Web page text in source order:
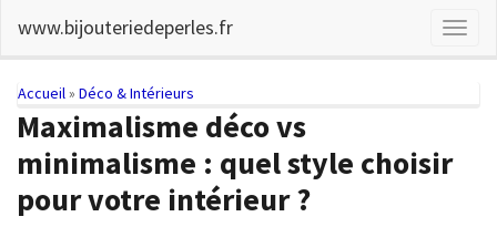
main
www.bijouteriedeperles.fr
You
are
here
Accueil» Déco & Intérieurs
Maximalisme déco vs
minimalisme : quel style choisir
pour votre intérieur ?